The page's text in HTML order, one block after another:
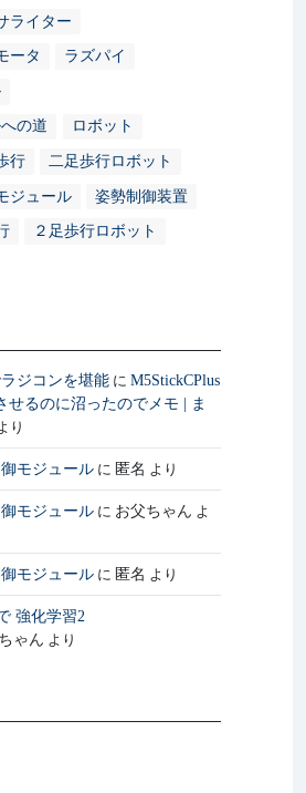
ライター
ータ ラズパイ
の道 ロボット
行 二足歩行ロボット
ジュール 姿勢制御装置
２足歩行ロボット
ラジコンを堪能 に M5StickCPlus
せるのに沼ったのでメモ | ま
り
モジュール に 匿名 より
モジュール に お父ちゃん よ
モジュール に 匿名 より
強化学習2
ゃん より